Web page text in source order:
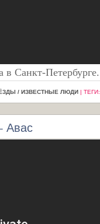
в Санкт-Петербурге.
/ ИЗВЕСТНЫЕ ЛЮДИ | ТЕГИ:
Авас